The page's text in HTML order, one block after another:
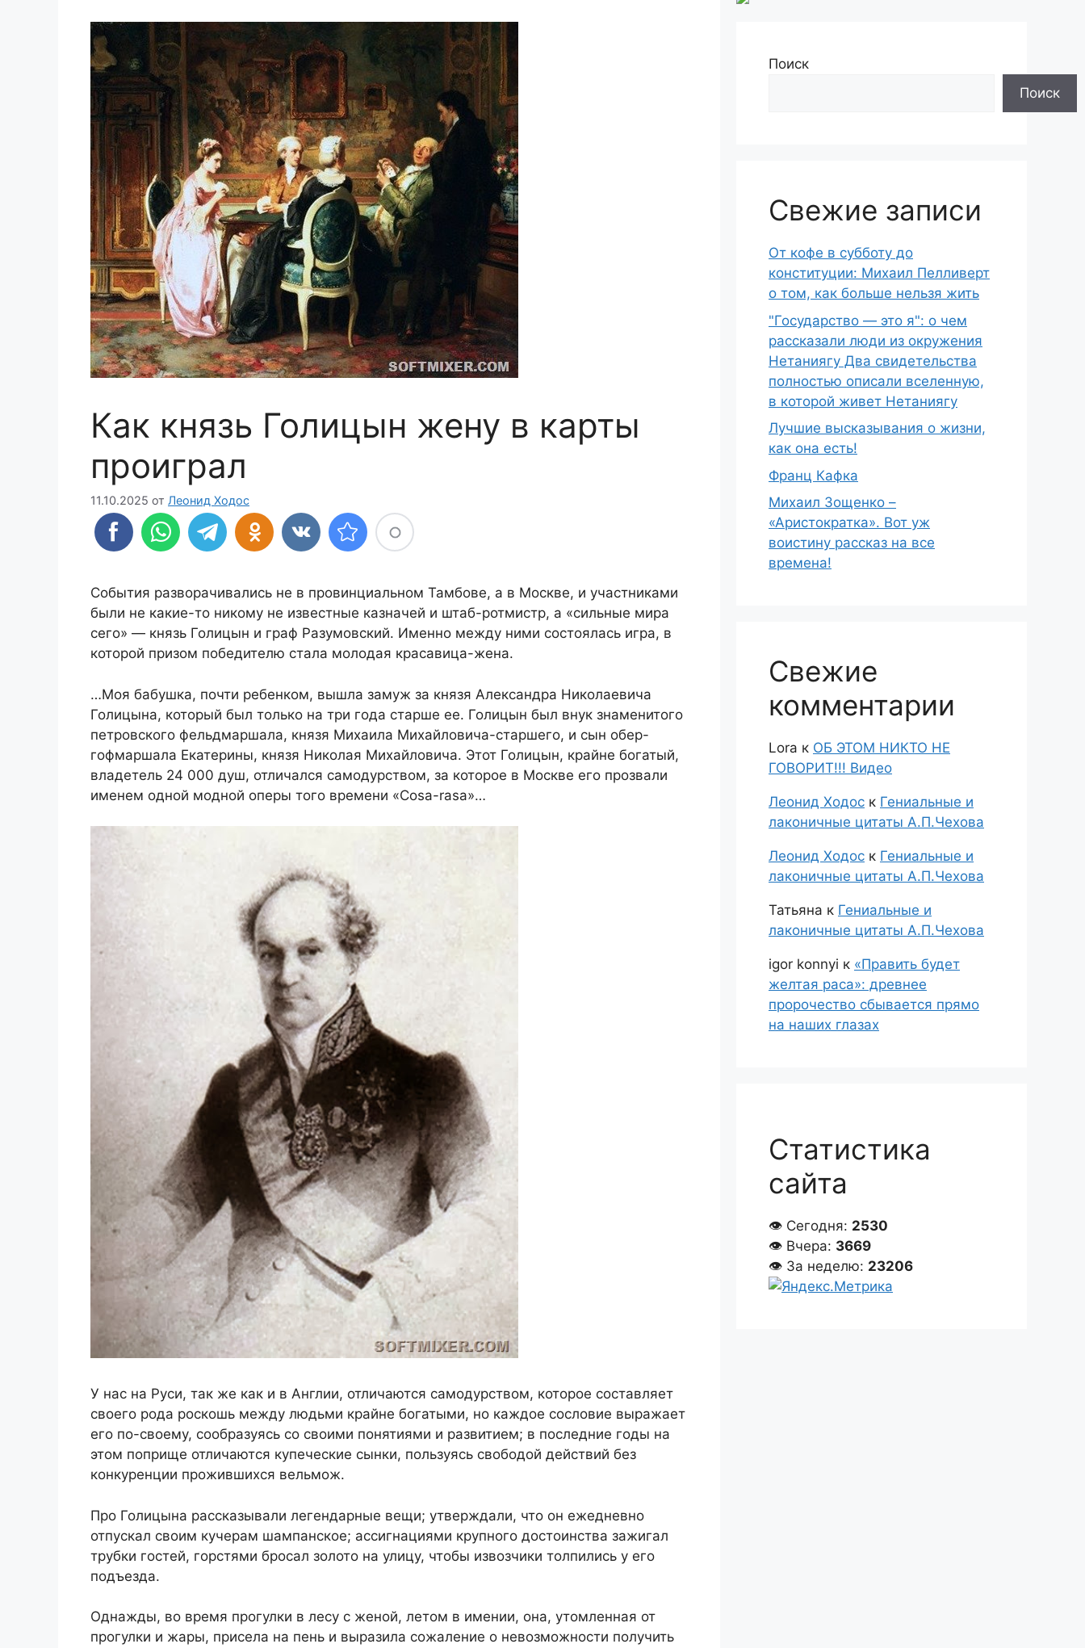
Как князь Голицын жену в карты
проиграл
11.10.2025 от Леонид Ходос
События разворачивались не в провинциальном Тамбове, а в Москве, и участниками
были не какие-то никому не известные казначей и штаб-ротмистр, а «сильные мира
сего» — князь Голицын и граф Разумовский. Именно между ними состоялась игра, в
которой призом победителю стала молодая красавица-жена.
…Моя бабушка, почти ребенком, вышла замуж за князя Александра Николаевича
Голицына, который был только на три года старше ее. Голицын был внук знаменитого
петровского фельдмаршала, князя Михаила Михайловича-старшего, и сын обер-
гофмаршала Екатерины, князя Николая Михайловича. Этот Голицын, крайне богатый,
владетель 24 000 душ, отличался самодурством, за которое в Москве его прозвали
именем одной модной оперы того времени «Cosa-rasa»…
У нас на Руси, так же как и в Англии, отличаются самодурством, которое составляет
своего рода роскошь между людьми крайне богатыми, но каждое сословие выражает
его по-своему, сообразуясь со своими понятиями и развитием; в последние годы на
этом поприще отличаются купеческие сынки, пользуясь свободой действий без
конкуренции прожившихся вельмож.
Про Голицына рассказывали легендарные вещи; утверждали, что он ежедневно
отпускал своим кучерам шампанское; ассигнациями крупного достоинства зажигал
трубки гостей, горстями бросал золото на улицу, чтобы извозчики толпились у его
подъезда.
Однажды, во время прогулки в лесу с женой, летом в имении, она, утомленная от
прогулки и жары, присела на пень и выразила сожаление о невозможности получить
Поиск
Поиск
Свежие записи
От кофе в субботу до
конституции: Михаил Пелливерт
о том, как больше нельзя жить
"Государство — это я": о чем
рассказали люди из окружения
Нетаниягу Два свидетельства
полностью описали вселенную,
в которой живет Нетаниягу
Лучшие высказывания о жизни,
как она есть!
Франц Кафка
Михаил Зощенко –
«Аристократка». Вот уж
воистину рассказ на все
времена!
Свежие
комментарии
Lora к ОБ ЭТОМ НИКТО НЕ
ГОВОРИТ!!! Видео
Леонид Ходос к Гениальные и
лаконичные цитаты А.П.Чехова
Леонид Ходос к Гениальные и
лаконичные цитаты А.П.Чехова
Татьяна к Гениальные и
лаконичные цитаты А.П.Чехова
igor konnyi к «Править будет
желтая раса»: древнее
пророчество сбывается прямо
на наших глазах
Статистика
сайта
👁 Сегодня: 2530
👁 Вчера: 3669
👁 За неделю: 23206